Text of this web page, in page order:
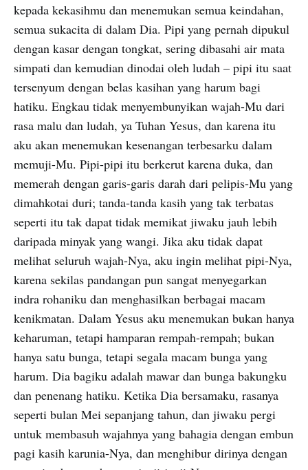
kepada kekasihmu dan menemukan semua keindahan,
semua sukacita di dalam Dia. Pipi yang pernah dipukul
dengan kasar dengan tongkat, sering dibasahi air mata
simpati dan kemudian dinodai oleh ludah – pipi itu saat
tersenyum dengan belas kasihan yang harum bagi
hatiku. Engkau tidak menyembunyikan wajah-Mu dari
rasa malu dan ludah, ya Tuhan Yesus, dan karena itu
aku akan menemukan kesenangan terbesarku dalam
memuji-Mu. Pipi-pipi itu berkerut karena duka, dan
memerah dengan garis-garis darah dari pelipis-Mu yang
dimahkotai duri; tanda-tanda kasih yang tak terbatas
seperti itu tak dapat tidak memikat jiwaku jauh lebih
daripada minyak yang wangi. Jika aku tidak dapat
melihat seluruh wajah-Nya, aku ingin melihat pipi-Nya,
karena sekilas pandangan pun sangat menyegarkan
indra rohaniku dan menghasilkan berbagai macam
kenikmatan. Dalam Yesus aku menemukan bukan hanya
keharuman, tetapi hamparan rempah-rempah; bukan
hanya satu bunga, tetapi segala macam bunga yang
harum. Dia bagiku adalah mawar dan bunga bakungku
dan penenang hatiku. Ketika Dia bersamaku, rasanya
seperti bulan Mei sepanjang tahun, dan jiwaku pergi
untuk membasuh wajahnya yang bahagia dengan embun
pagi kasih karunia-Nya, dan menghibur dirinya dengan